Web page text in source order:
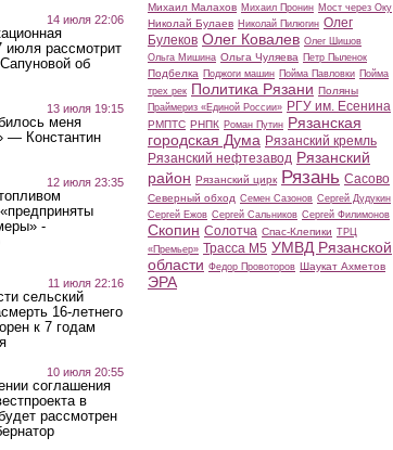
14 июля 22:06
июля рассмотрит
об
13 июля 19:15
меня
— Константин
12 июля 23:35
-
11 июля 22:16
сельский
16-летнего
к 7 годам
10 июля 20:55
соглашения
в
рассмотрен
Михаил Малахов Михаил Пронин Мост через Оку
Николай Булаев Николай Пилюгин Олег
Булеков Олег Ковалев Олег Шишов
Ольга Мишина Ольга Чуляева Петр Пыленок
Подбелка Поджоги машин Пойма Павловки Пойма
трех рек Политика Рязани Поляны
Праймериз «Единой России» РГУ им. Есенина
РМПТС РНПК Роман Путин Рязанская
городская Дума Рязанский кремль
Рязанский нефтезавод Рязанский
район Рязанский цирк Рязань Сасово
Северный обход Семен Сазонов Сергей Дудукин
Сергей Ежов Сергей Сальников Сергей Филимонов
Скопин Солотча Спас-Клепики ТРЦ
«Премьер» Трасса М5 УМВД Рязанской
области Федор Провоторов Шаукат Ахметов
ЭРА